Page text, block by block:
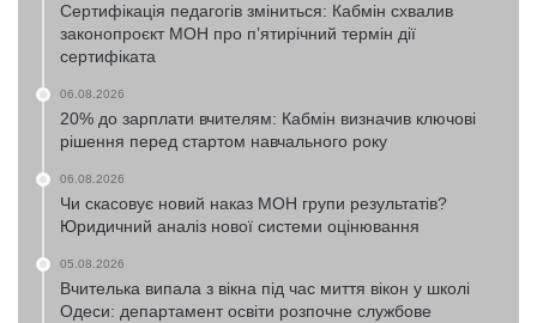
Сертифікація педагогів зміниться: Кабмін схвалив
законопроєкт МОН про п’ятирічний термін дії
сертифіката
06.08.2026
20% до зарплати вчителям: Кабмін визначив ключові
рішення перед стартом навчального року
06.08.2026
Чи скасовує новий наказ МОН групи результатів?
Юридичний аналіз нової системи оцінювання
05.08.2026
Вчителька випала з вікна під час миття вікон у школі
Одеси: департамент освіти розпочне службове